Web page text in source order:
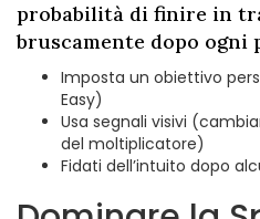
probabilità di finire in
bruscamente dopo ogni
Imposta un obiettivo
Easy)
Usa segnali visivi
del moltiplicatore)
Fidati dell’intuito dopo